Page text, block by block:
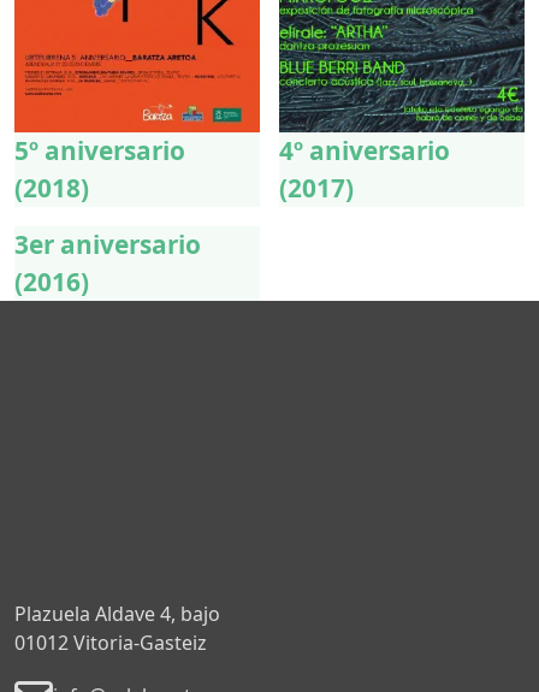
5º aniversario
(2018)
4º aniversario
(2017)
3er aniversario
(2016)
Plazuela Aldave 4, bajo
01012 Vitoria-Gasteiz